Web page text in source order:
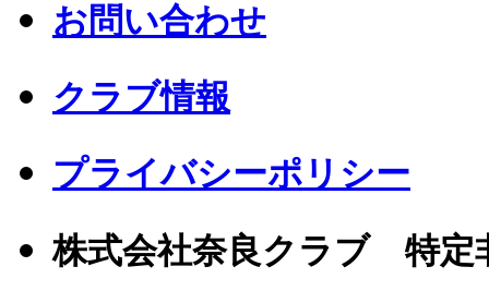
お問い合わせ
クラブ情報
プライバシーポリシー
株式会社奈良クラブ 特定